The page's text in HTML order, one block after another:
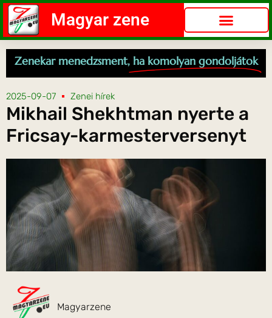
Magyar zene
Zenekar menedzsment, ha komolyan gondoljátok
2025-09-07 Zenei hírek
Mikhail Shekhtman nyerte a
Fricsay-karmesterversenyt
Magyarzene